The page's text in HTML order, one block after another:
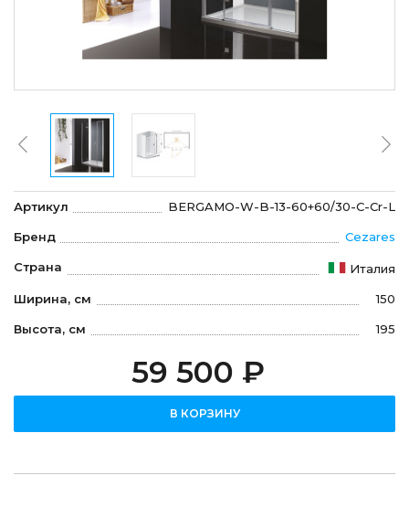
Артикул BERGAMO-W-B-13-60+60/30-C-Cr-L
Бренд Cezares
Страна Италия
Ширина, см 150
Высота, см 195
59 500 ₽
В КОРЗИНУ